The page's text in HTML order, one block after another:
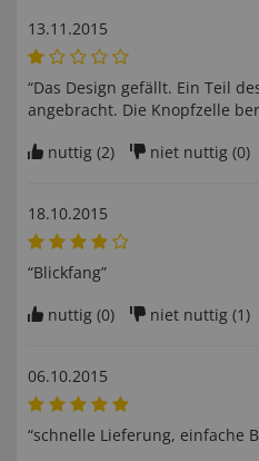
13.11.2015
“Das Design gefällt. Ein Teil
angebracht. Die Knopfzelle
nuttig (2) niet nuttig (0)
18.10.2015
“Blickfang”
nuttig (0) niet nuttig (1)
06.10.2015
“schnelle Lieferung, einfache